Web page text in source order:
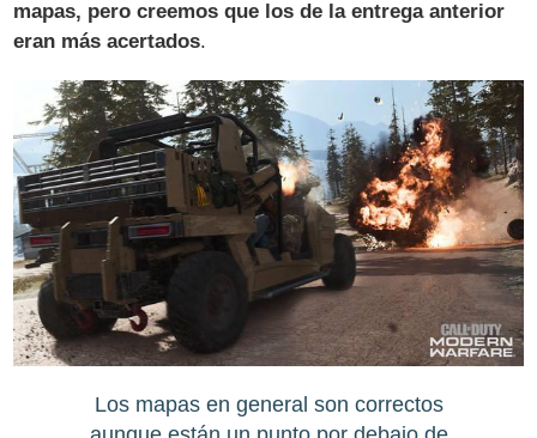
mapas, pero creemos que los de la entrega anterior
eran más acertados.
Los mapas en general son correctos